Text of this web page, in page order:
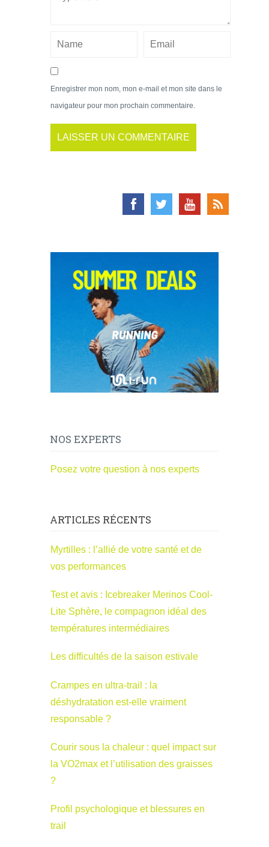
Enregistrer mon nom, mon e-mail et mon site dans le
navigateur pour mon prochain commentaire.
NOS EXPERTS
Posez votre question à nos experts
ARTICLES RÉCENTS
Myrtilles : l’allié de votre santé et de
vos performances
Test et avis : Icebreaker Merinos Cool-
Lite Sphère, le compagnon idéal des
températures intermédiaires
Les difficultés de la saison estivale
Crampes en ultra-trail : la
déshydratation est-elle vraiment
responsable ?
Courir sous la chaleur : quel impact sur
la VO2max et l’utilisation des graisses
?
Profil psychologique et blessures en
trail